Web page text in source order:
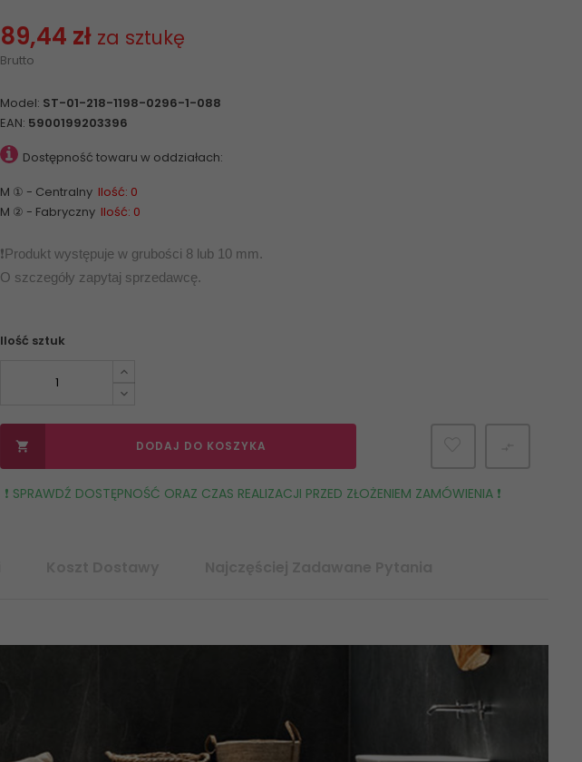
89,44 zł za sztukę
Brutto
Model: ST-01-218-1198-0296-1-088
EAN: 5900199203396
Dostępność towaru w oddziałach:
M ① - Centralny Ilość: 0
M ② - Fabryczny Ilość: 0
❗️Produkt występuje w grubości 8 lub 10 mm.
O szczegóły zapytaj sprzedawcę.
Ilość sztuk
 DODAJ DO KOSZYKA
❗️ SPRAWDŹ DOSTĘPNOŚĆ ORAZ CZAS REALIZACJI PRZED ZŁOŻENIEM ZAMÓWIENIA ❗️